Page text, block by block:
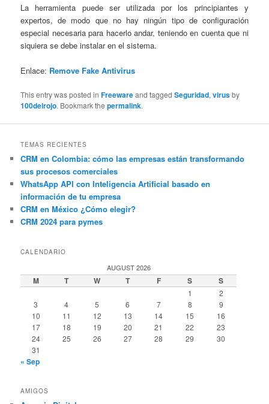
La herramienta puede ser utilizada por los principiantes y
expertos, de modo que no hay ningún tipo de configuración
especial necesaria para hacerlo andar, teniendo en cuenta que ni
siquiera se debe instalar en el sistema.
Enlace: Remove Fake Antivirus
This entry was posted inFreewareand taggedSeguridad,virusby
100delrojo. Bookmark thepermalink.
TEMAS RECIENTES
CRM en Colombia: cómo las empresas están transformando
sus procesos comerciales
WhatsApp API con Inteligencia Artificial basado en
información de tu empresa
CRM en México ¿Cómo elegir?
CRM 2024 para pymes
CALENDARIO
AUGUST 2026
M T W T F S S
1
2
3
4 5 6 7 8
9
10
11 12 13 14 15
16
17
18 19 20 21 22
23
24
25 26 27 28 29
30
31
« Sep
AMIGOS